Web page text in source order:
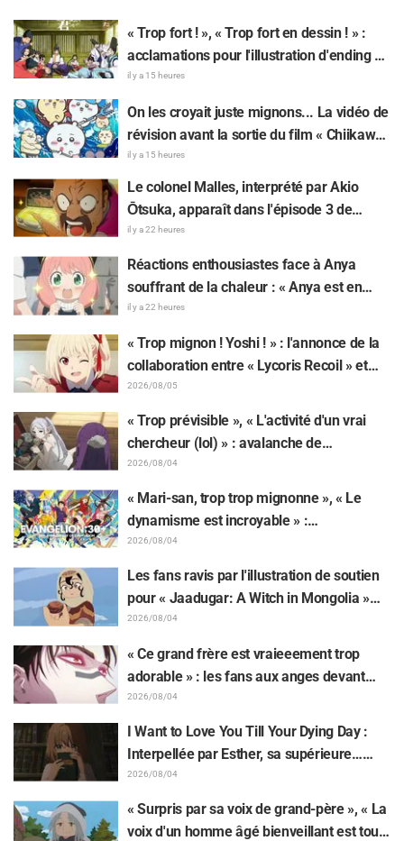
« Trop fort ! », « Trop fort en dessin ! » :
acclamations pour l'illustration d'ending du
13e épisode dessinée par Asaki Yuikawa,
de « The Elusive Samurai »
il y a 15 heures
On les croyait juste mignons... La vidéo de
révision avant la sortie du film « Chiikawa
» suscite des réactions surprises face au
décalage : « C'est plus sévère qu'imaginé
», « Ça ne parle que de travail »
il y a 15 heures
Le colonel Malles, interprété par Akio
Ōtsuka, apparaît dans l'épisode 3 de
l'anime TV « The Ghost in the Shell » !
Commentaire du comédien et carte de fin
dévoilés
il y a 22 heures
Réactions enthousiastes face à Anya
souffrant de la chaleur : « Anya est en
train de fondre » sur l'illustration
d'annonce de « SPY x FAMILY »
il y a 22 heures
« Trop mignon ! Yoshi ! » : l'annonce de la
collaboration entre « Lycoris Recoil » et
Kumamine, créateur du « Chat au travail »,
suscite une pluie de « Yoshi ! »
2026/08/05
« Trop prévisible », « L'activité d'un vrai
chercheur (lol) » : avalanche de
moqueries affectueuses face à la peluche
de Frieren piégée par un Mimique lors
d'une exposition de « Frieren »
2026/08/04
« Mari-san, trop trop mignonne », « Le
dynamisme est incroyable » :
retentissement suite au dévoilement d'un
superbe dessin de Hidenori Matsubara
représentant les trois filles de « Neon
Genesis Evangelion » en combinaison
2026/08/04
Les fans ravis par l'illustration de soutien
pour « Jaadugar: A Witch in Mongolia »
dessinée par l'auteur de « Yowamushi
Pedal » : « Voilà ce qui se passe quand la
personne avec le style le plus différent
2026/08/04
« Ce grand frère est vraieeement trop
adorable » : les fans aux anges devant
Choso se rapprochant de Yūji Itadori sur
l'illustration inédite de l'exposition de
l'anime « JUJUTSU KAISEN »
2026/08/04
I Want to Love You Till Your Dying Day :
Interpellée par Esther, sa supérieure…
Synopsis, visuels, bande-annonce WEB et
affiches de l'épisode 5 de l'anime dévoilés
2026/08/04
« Surpris par sa voix de grand-père », « La
voix d'un homme âgé bienveillant est tout